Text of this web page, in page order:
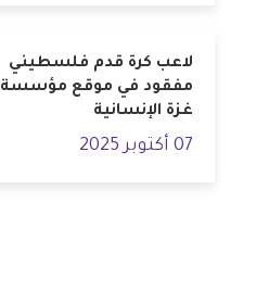
لاعب كرة قدم فلسطيني
مفقود في موقع مؤسسة
غزة الإنسانية
07 أكتوبر 2025